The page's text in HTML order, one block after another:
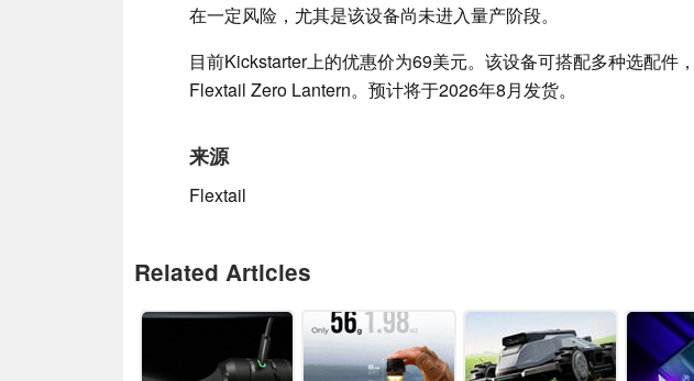
在一定风险，尤其是该设备尚未进入量产阶段。
目前Kickstarter上的优惠价为69美元。该设备可搭配多种选配件
Flextail Zero Lantern。预计将于2026年8月发货。
来源
Flextail
Related Articles